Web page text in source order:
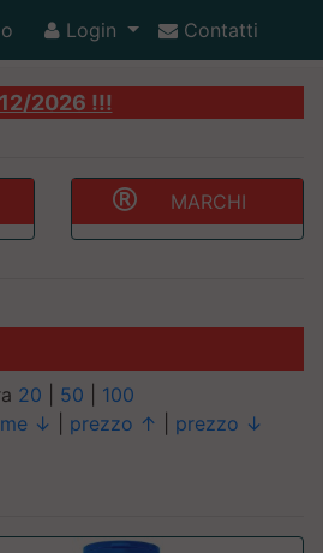
Login Contatti
2026 !!!
MARCHI
20 50
100
↓ prezzo ↑ prezzo ↓